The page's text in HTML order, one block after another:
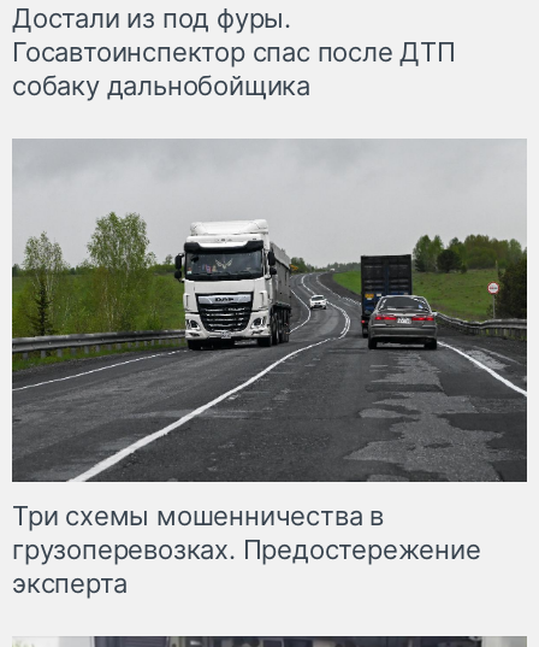
Достали из под фуры.
Госавтоинспектор спас после ДТП
собаку дальнобойщика
Три схемы мошенничества в
грузоперевозках. Предостережение
эксперта